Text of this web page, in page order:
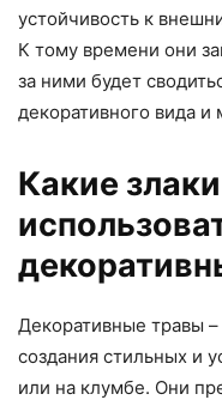
устойчивость к
К тому времени они
за ними будет
декоративного вида
Какие
Декоративные травы
создания стильных и
или на клумбе. Они